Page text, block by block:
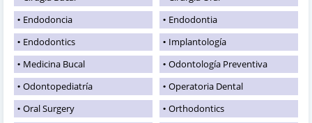
Endodoncia
Endodontia
Endodontics
Implantología
Medicina Bucal
Odontología Preventiva
Odontopediatría
Operatoria Dental
Oral Surgery
Orthodontics